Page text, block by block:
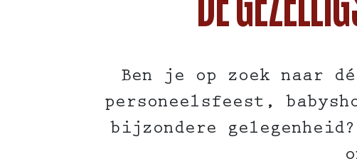
Ben je op zoek naar dé
personeelsfeest,
bijzondere